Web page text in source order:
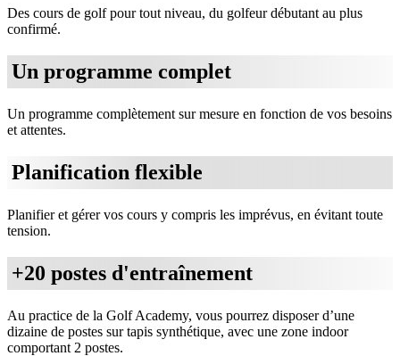
Des cours de golf pour tout niveau, du golfeur débutant au plus
confirmé.
Un programme complet
Un programme complètement sur mesure en fonction de vos besoins
et attentes.
Planification flexible
Planifier et gérer vos cours y compris les imprévus, en évitant toute
tension.
+20 postes d'entraînement
Au practice de la Golf Academy, vous pourrez disposer d’une
dizaine de postes sur tapis synthétique, avec une zone indoor
comportant 2 postes.